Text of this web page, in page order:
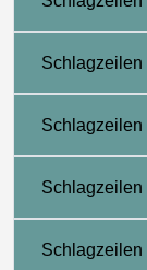
Schlagzeilen
Schlagzeilen
Schlagzeilen
Schlagzeilen